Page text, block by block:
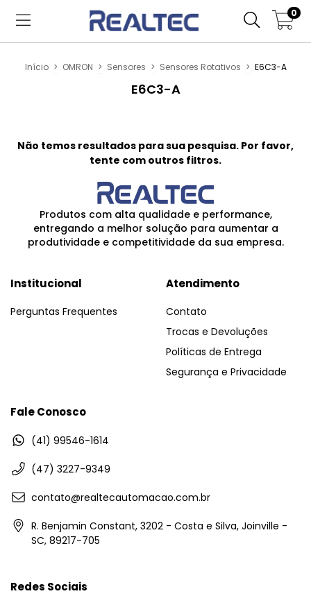
0
Início > OMRON > Sensores > Sensores Rotativos > E6C3-A
E6C3-A
Não temos resultados para sua pesquisa. Por favor,
tente com outros filtros.
Produtos com alta qualidade e performance,
entregando a melhor solução para aumentar a
produtividade e competitividade da sua empresa.
Institucional
Perguntas Frequentes
Atendimento
Contato
Trocas e Devoluções
Políticas de Entrega
Segurança e Privacidade
Fale Conosco
(41) 99546-1614
(47) 3227-9349
contato@realtecautomacao.com.br
R. Benjamin Constant, 3202 - Costa e Silva, Joinville -
SC, 89217-705
Redes Sociais